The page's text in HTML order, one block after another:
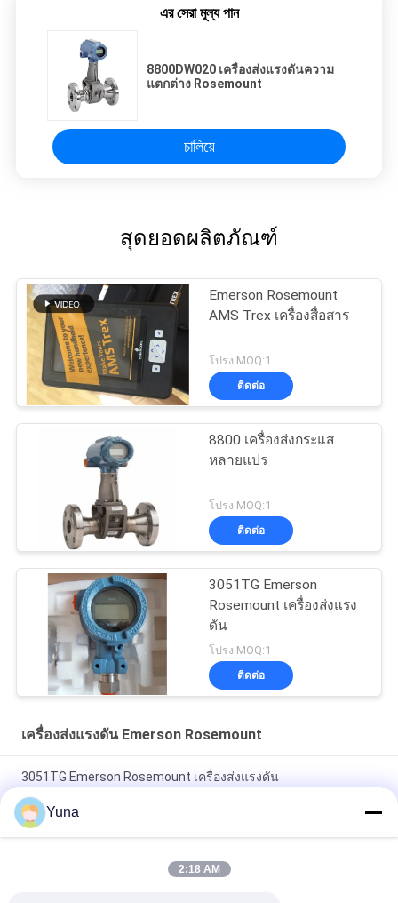
এর সেরা মূল্য পান
8800DW020 เครื่องส่งแรงดันความ
แตกต่าง Rosemount
চালিয়ে
สุดยอดผลิตภัณฑ์
Emerson Rosemount
AMS Trex เครื่องสื่อสาร
โปร่ง MOQ:1
ติดต่อ
8800 เครื่องส่งกระแส
หลายแปร
โปร่ง MOQ:1
ติดต่อ
3051TG Emerson
Rosemount เครื่องส่งแรง
ดัน
โปร่ง MOQ:1
ติดต่อ
เครื่องส่งแรงดัน Emerson Rosemount
3051TG Emerson Rosemount เครื่องส่งแรงดัน
3051TG2A2B21BB4E8D4M5Q4
8800DW020 เครื่องส่งแรงดันความแตกต่าง Rosemount
4MA Emerson Rosemount เครื่องส่งแรงดัน เครื่องส่งแรงดัน
Yuna
2:18 AM